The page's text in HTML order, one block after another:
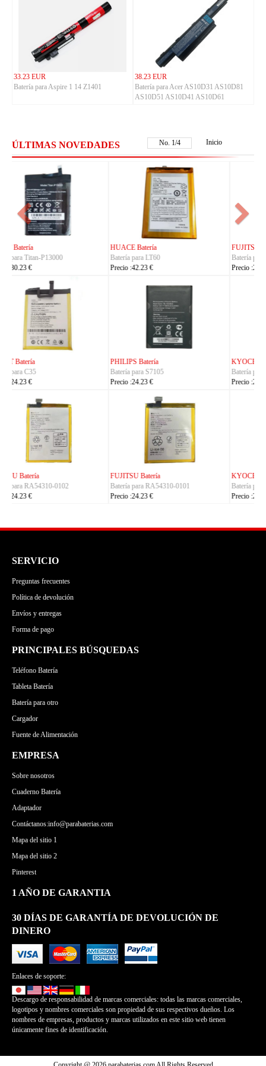
33.23 EUR
Batería para Aspire 1 14 Z1401
38.23 EUR
Batería para Acer AS10D31 AS10D81
AS10D51 AS10D41 AS10D61
ÚLTIMAS NOVEDADES No. 2/4 Inicio
FUJITSU Batería
Batería para RA07503-1091
Precio :24.23 €
FUJITSU Batería
Batería para RA07504-1091
Precio :24.23 €
KYOCERA Batería
Batería para 5AAXBT134JAA
Precio :24.23 €
KYOCERA Batería
Batería para 5AAXBT113JAA
Precio :24.23 €
KYOCERA Batería
Batería para 5AAXBT155
Precio :24.23 €
ACE Batería
Batería para BAS022
Precio :24.23 €
SERVICIO
Preguntas frecuentes
Política de devolución
Envíos y entregas
Forma de pago
PRINCIPALES BÚSQUEDAS
Teléfono Batería
Tableta Batería
Batería para otro
Cargador
Fuente de Alimentación
EMPRESA
Sobre nosotros
Cuaderno Batería
Adaptador
Contáctanos:info@parabaterias.com
Mapa del sitio 1
Mapa del sitio 2
Pinterest
1 AÑO DE GARANTIA
30 DÍAS DE GARANTÍA DE DEVOLUCIÓN DE
DINERO
Enlaces de soporte:
Descargo de responsabilidad de marcas comerciales: todas las marcas comerciales,
logotipos y nombres comerciales son propiedad de sus respectivos dueños. Los
nombres de empresas, productos y marcas utilizados en este sitio web tienen
únicamente fines de identificación.